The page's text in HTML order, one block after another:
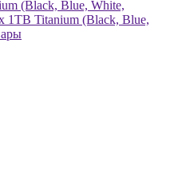
(Black, Blue, White,
1TB Titanium (Black, Blue,